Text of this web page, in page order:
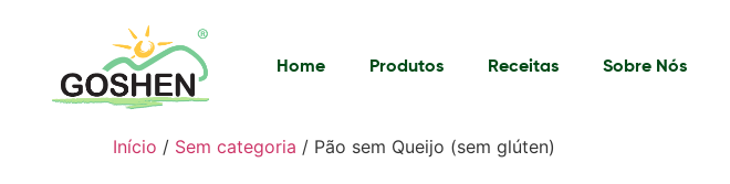
Home Produtos Receitas Sobre Nós
Início / Sem categoria / Pão sem Queijo (sem glúten)